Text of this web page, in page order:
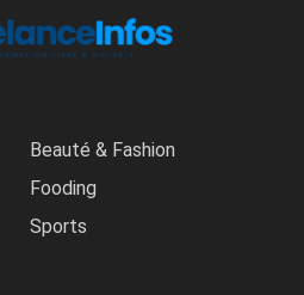
Beauté & Fashion
Fooding
Sports